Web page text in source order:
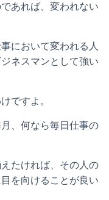
あれば、変われない
において変われる人
ネスマンとして強い
ですよ。
、何なら毎日仕事の
たければ、その人の
を向けることが良い